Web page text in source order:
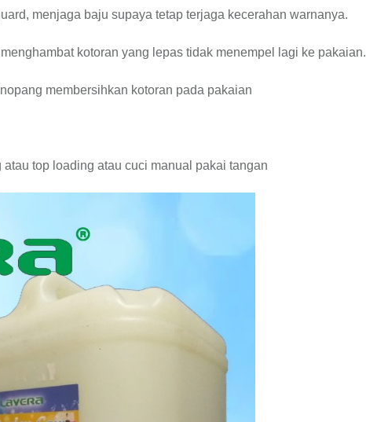
menjaga baju supaya tetap terjaga kecerahan warnanya.
kotoran yang lepas tidak menempel lagi ke pakaian.
membersihkan kotoran pada pakaian
top loading atau cuci manual pakai tangan